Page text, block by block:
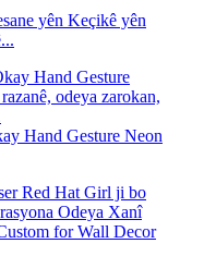
yên Keçikê yên
Hand Gesture Neon
for Wall Decor